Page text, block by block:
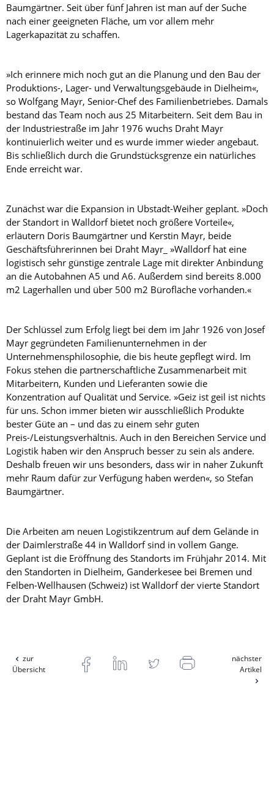
Baumgärtner. Seit über fünf Jahren ist man auf der Suche
nach einer geeigneten Fläche, um vor allem mehr
Lagerkapazität zu schaffen.
»Ich erinnere mich noch gut an die Planung und den Bau der
Produktions-, Lager- und Verwaltungsgebäude in Dielheim«,
so Wolfgang Mayr, Senior-Chef des Familienbetriebes. Damals
bestand das Team noch aus 25 Mitarbeitern. Seit dem Bau in
der Industriestraße im Jahr 1976 wuchs Draht Mayr
kontinuierlich weiter und es wurde immer wieder angebaut.
Bis schließlich durch die Grundstücksgrenze ein natürliches
Ende erreicht war.
Zunächst war die Expansion in Ubstadt-Weiher geplant. »Doch
der Standort in Walldorf bietet noch größere Vorteile«,
erläutern Doris Baumgärtner und Kerstin Mayr, beide
Geschäftsführerinnen bei Draht Mayr_ »Walldorf hat eine
logistisch sehr günstige zentrale Lage mit direkter Anbindung
an die Autobahnen A5 und A6. Außerdem sind bereits 8.000
m2 Lagerhallen und über 500 m2 Bürofläche vorhanden.«
Der Schlüssel zum Erfolg liegt bei dem im Jahr 1926 von Josef
Mayr gegründeten Familienunternehmen in der
Unternehmensphilosophie, die bis heute gepflegt wird. Im
Fokus stehen die partnerschaftliche Zusammenarbeit mit
Mitarbeitern, Kunden und Lieferanten sowie die
Konzentration auf Qualität und Service. »Geiz ist geil ist nichts
für uns. Schon immer bieten wir ausschließlich Produkte
bester Güte an – und das zu einem sehr guten
Preis-/Leistungsverhältnis. Auch in den Bereichen Service und
Logistik haben wir den Anspruch besser zu sein als andere.
Deshalb freuen wir uns besonders, dass wir in naher Zukunft
mehr Raum dafür zur Verfügung haben werden«, so Stefan
Baumgärtner.
Die Arbeiten am neuen Logistikzentrum auf dem Gelände in
der Daimlerstraße 44 in Walldorf sind in vollem Gange.
Geplant ist die Eröffnung des Standorts im Frühjahr 2014. Mit
den Standorten in Dielheim, Ganderkesee bei Bremen und
Felben-Wellhausen (Schweiz) ist Walldorf der vierte Standort
der Draht Mayr GmbH.
zur
Übersicht
nächster
Artikel